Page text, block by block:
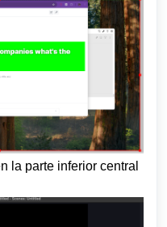
la parte inferior central